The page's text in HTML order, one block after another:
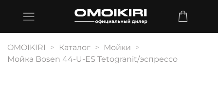
OMOIKIRI Каталог
Мойки
Мойка Bosen 44-U-ES Tetogranit/эспрессо